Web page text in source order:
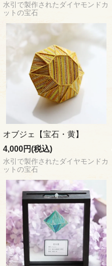
水引で製作されたダイヤモンドカ
ットの宝石
オブジェ【宝石・黄】
4,000円(税込)
水引で製作されたダイヤモンドカ
ットの宝石